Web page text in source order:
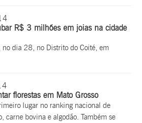
R$ 3 milhões em joias na cidade
dia 28, no Distrito do Coité, em
florestas em Mato Grosso
lugar no ranking nacional de
carne bovina e algodão. Também se